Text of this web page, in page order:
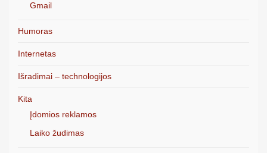
Gmail
Humoras
Internetas
Išradimai – technologijos
Kita
Įdomios reklamos
Laiko žudimas